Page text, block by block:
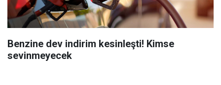
Benzine dev indirim kesinleşti! Kimse
sevinmeyecek